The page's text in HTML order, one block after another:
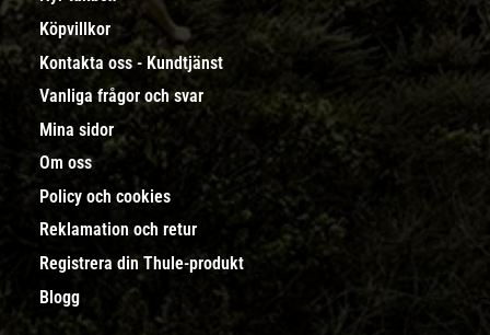
Köpvillkor
Kontakta oss - Kundtjänst
Vanliga frågor och svar
Mina sidor
Om oss
Policy och cookies
Reklamation och retur
Registrera din Thule-produkt
Blogg